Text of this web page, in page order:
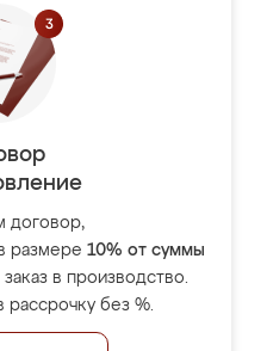
договор,
размере 10% от суммы
в производство.
рассрочку без %.